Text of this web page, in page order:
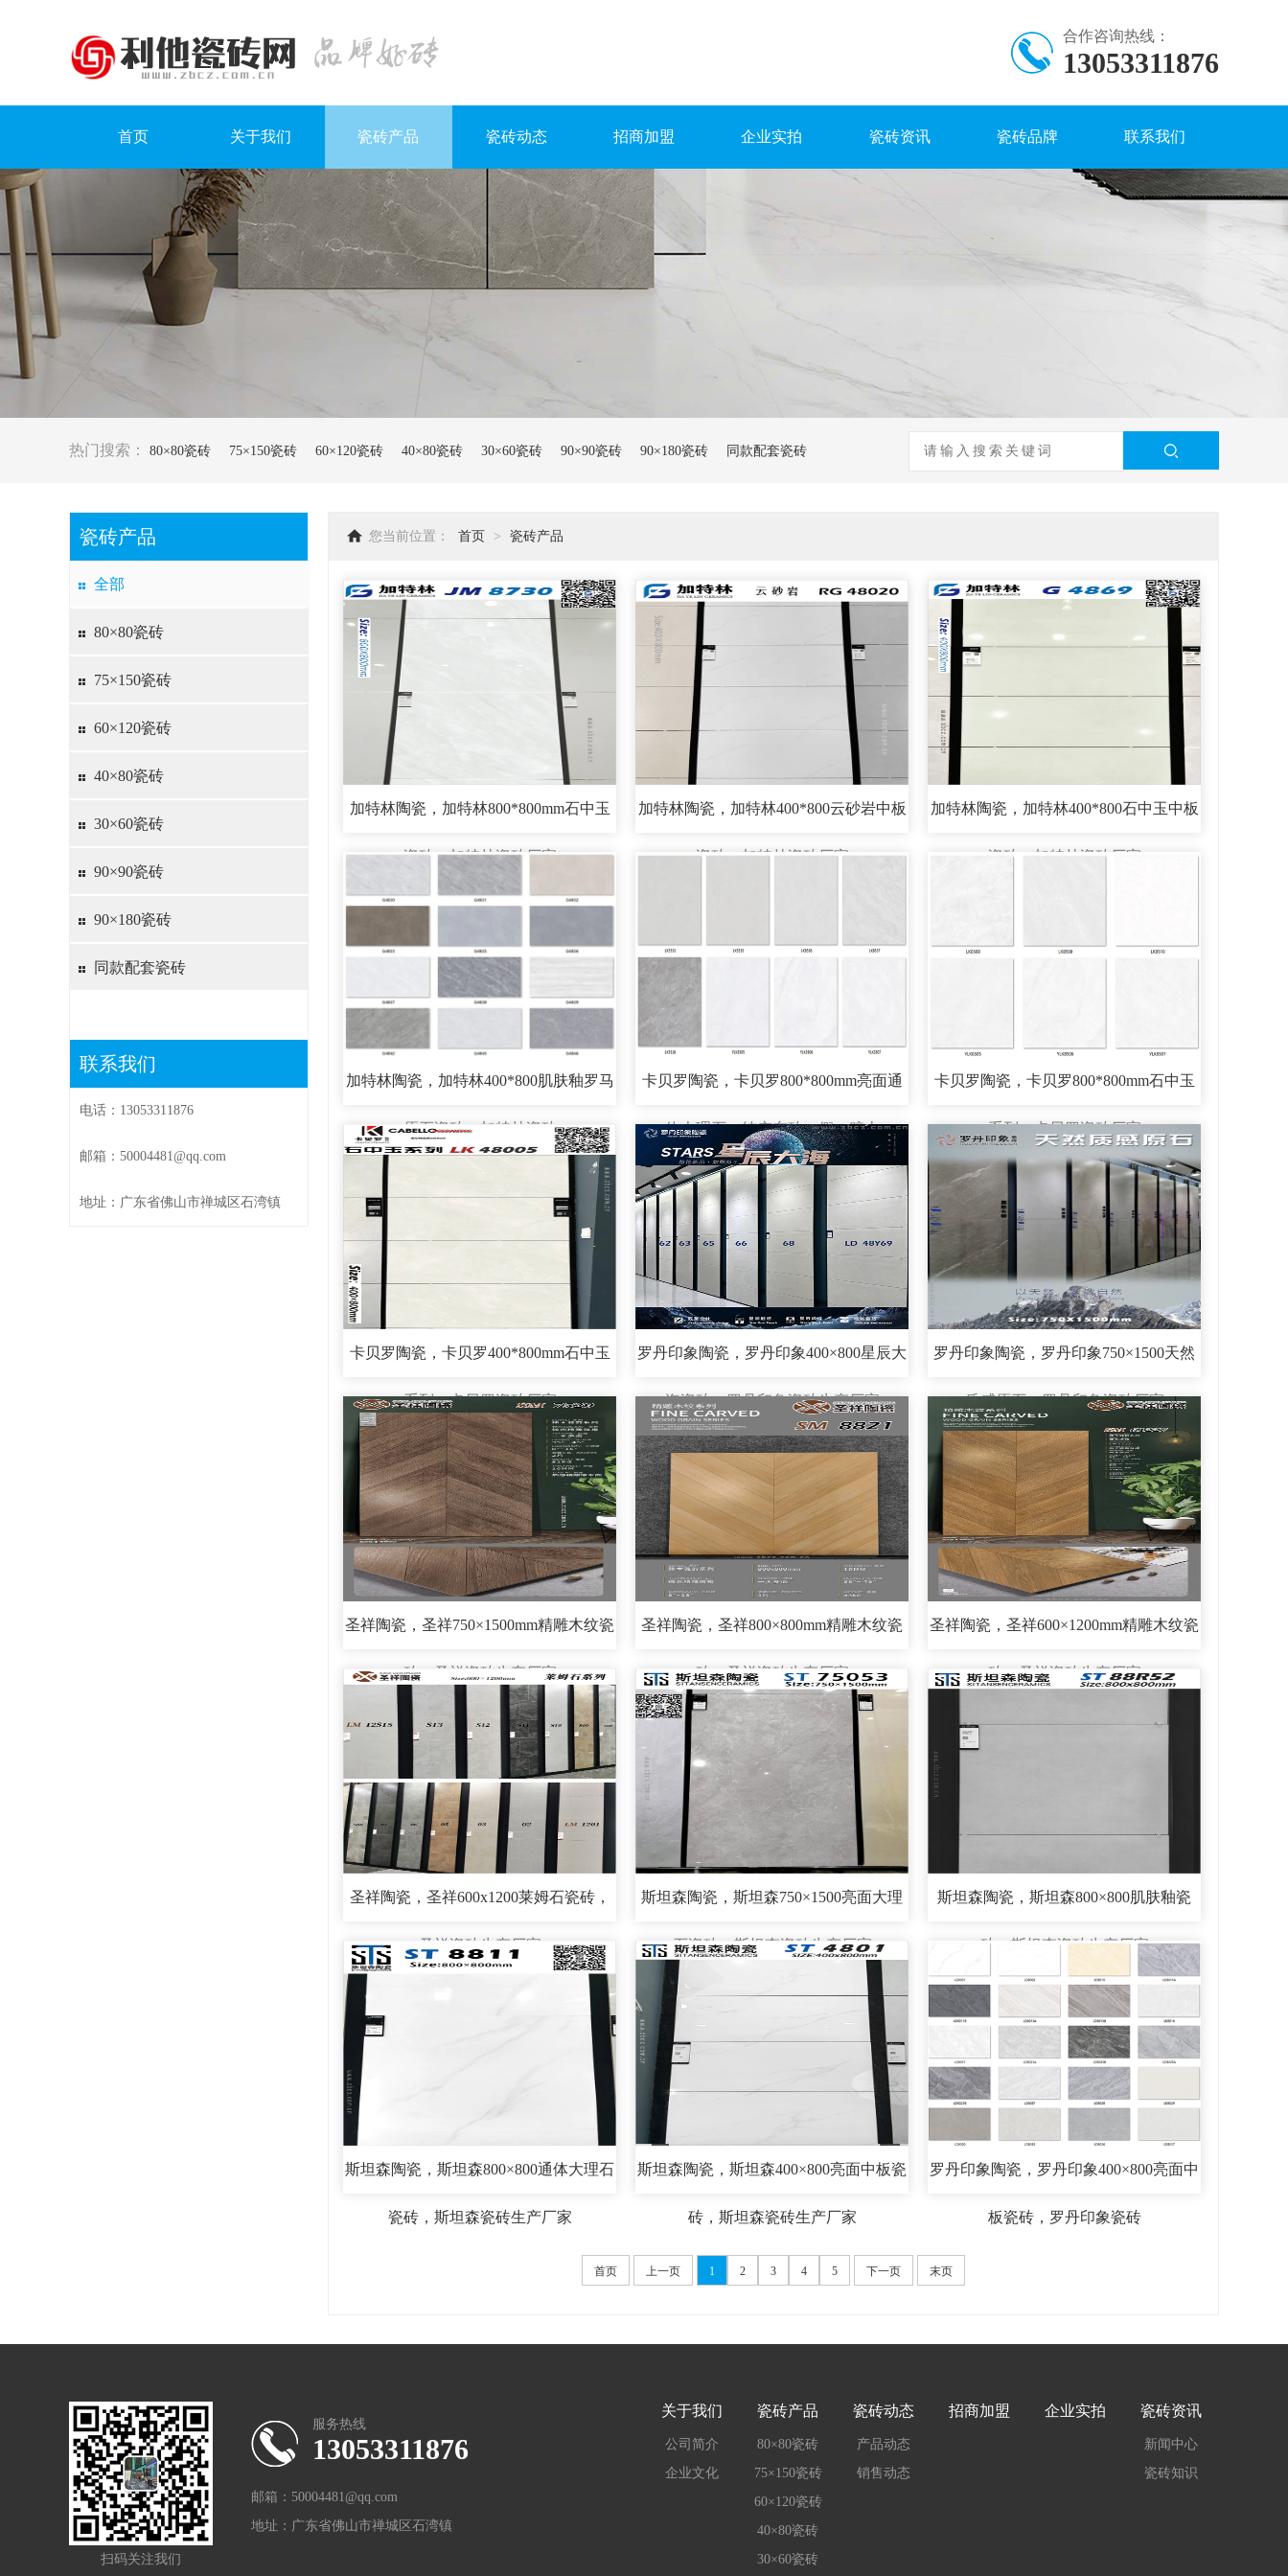
合作咨询热线：
13053311876
首页 关于我们 瓷砖产品 瓷砖动态 招商加盟 企业实拍 瓷砖资讯 瓷砖品牌 联系我们
热门搜索： 80×80瓷砖 75×150瓷砖 60×120瓷砖 40×80瓷砖 30×60瓷砖 90×90瓷砖 90×180瓷砖 同款配套瓷砖
瓷砖产品
全部
80×80瓷砖
75×150瓷砖
60×120瓷砖
40×80瓷砖
30×60瓷砖
90×90瓷砖
90×180瓷砖
同款配套瓷砖
联系我们
电话：13053311876
邮箱：50004481@qq.com
地址：广东省佛山市禅城区石湾镇
您当前位置： 首页 > 瓷砖产品
加特林陶瓷，加特林800*800mm石中玉
瓷砖，加特林瓷砖厂家
加特林陶瓷，加特林400*800云砂岩中板
瓷砖，加特林瓷砖厂家
加特林陶瓷，加特林400*800石中玉中板
瓷砖，加特林瓷砖厂家
加特林陶瓷，加特林400*800肌肤釉罗马
原石瓷砖，加特林瓷砖
卡贝罗陶瓷，卡贝罗800*800mm亮面通
体大理石，纯广东砖，假一赔十
卡贝罗陶瓷，卡贝罗800*800mm石中玉
系列，卡贝罗瓷砖厂家
卡贝罗陶瓷，卡贝罗400*800mm石中玉
系列，卡贝罗瓷砖厂家
罗丹印象陶瓷，罗丹印象400×800星辰大
海瓷砖，罗丹印象瓷砖生产厂家
罗丹印象陶瓷，罗丹印象750×1500天然
质感原石，罗丹印象瓷砖厂家
圣祥陶瓷，圣祥750×1500mm精雕木纹瓷
砖，圣祥瓷砖生产厂家
圣祥陶瓷，圣祥800×800mm精雕木纹瓷
砖，圣祥瓷砖生产厂家
圣祥陶瓷，圣祥600×1200mm精雕木纹瓷
砖，圣祥瓷砖生产厂家
圣祥陶瓷，圣祥600x1200莱姆石瓷砖，
圣祥瓷砖生产厂家
斯坦森陶瓷，斯坦森750×1500亮面大理
石瓷砖，斯坦森瓷砖生产厂家
斯坦森陶瓷，斯坦森800×800肌肤釉瓷
砖，斯坦森瓷砖生产厂家
斯坦森陶瓷，斯坦森800×800通体大理石
瓷砖，斯坦森瓷砖生产厂家
斯坦森陶瓷，斯坦森400×800亮面中板瓷
砖，斯坦森瓷砖生产厂家
罗丹印象陶瓷，罗丹印象400×800亮面中
板瓷砖，罗丹印象瓷砖
首页 上一页 1 2 3 4 5 下一页 末页
扫码关注我们
服务热线
13053311876
邮箱：50004481@qq.com
地址：广东省佛山市禅城区石湾镇
关于我们
公司简介
企业文化
瓷砖产品
80×80瓷砖
75×150瓷砖
60×120瓷砖
40×80瓷砖
30×60瓷砖
瓷砖动态
产品动态
销售动态
招商加盟 企业实拍 瓷砖资讯
新闻中心
瓷砖知识